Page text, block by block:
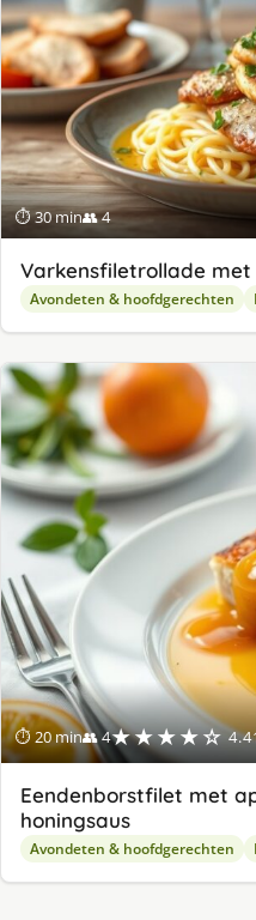
⏱ 30 min👥 4
Varkensfiletrollade met
Avondeten & hoofdgerechten
⏱ 20 min👥 4★★★★☆
Eendenborstfilet met
honingsaus
Avondeten & hoofdgerechten